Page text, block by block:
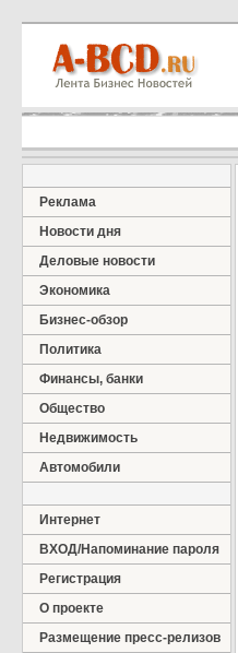
Реклама
Новости дня
Деловые новости
Экономика
Бизнес-обзор
Политика
Финансы, банки
Общество
Недвижимость
Автомобили
Интернет
ВХОД/Напоминание пароля
Регистрация
О проекте
Размещение пресс-релизов